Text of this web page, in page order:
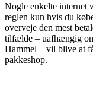
Nogle enkelte internet
reglen kun hvis du
overveje den mest
tilfælde – uafhængig
Hammel – vil blive at
pakkeshop.